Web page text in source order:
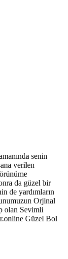
senin
verilen
da güzel bir
de yardımların
Orjinal
olan Sevimli
Güzel Bol